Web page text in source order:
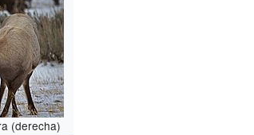
(derecha)